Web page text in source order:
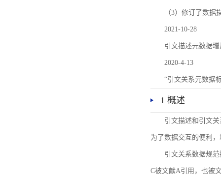
（3）修订了数据
2021-10-28
引文描述元数据增
2020-4-13
“引文关系元数据
1 概述
引文描述和引文
为了数据交互的便利
引文关系数据规
C被文献A引用，也被